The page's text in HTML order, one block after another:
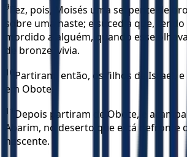
9
Fez, pois, Moisés uma serpente de
sobre uma haste; e sucedia que,
mordido a alguém, quando esse
de bronze, vivia.
10 Partiram, então, os filhos de Israel,
em Obote.
11
Depois partiram de Obote, e
Abarim, no deserto que está defronte
nascente.